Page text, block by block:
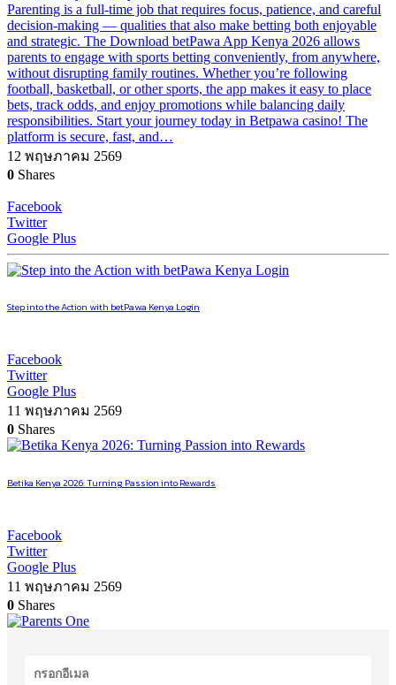
Parenting is a full-time job that requires focus, patience, and careful
decision-making — qualities that also make betting both enjoyable
and strategic. The Download betPawa App Kenya 2026 allows
parents to engage with sports betting conveniently, from anywhere,
without disrupting family routines. Whether you’re following
football, basketball, or other sports, the app makes it easy to place
bets, track odds, and enjoy promotions while balancing daily
responsibilities. Start your journey today in Betpawa casino! The
platform is secure, fast, and…
12 พฤษภาคม 2569
0 Shares
Facebook
Twitter
Google Plus
Step into the Action with betPawa Kenya Login
Facebook
Twitter
Google Plus
11 พฤษภาคม 2569
0 Shares
Betika Kenya 2026: Turning Passion into Rewards
Facebook
Twitter
Google Plus
11 พฤษภาคม 2569
0 Shares